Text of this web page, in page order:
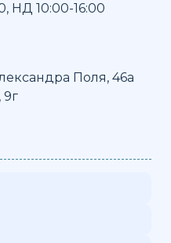
НД 10:00-16:00
Поля, 46а
9г